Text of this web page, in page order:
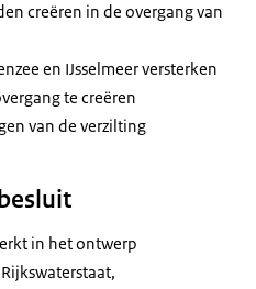
creëren in de overgang van
en IJsselmeer versterken
te creëren
van de verzilting
in het ontwerp